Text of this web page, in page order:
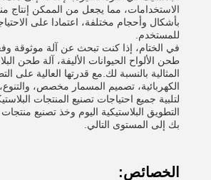
الاستخدامات، مما يجعل من الممكن إنتاج
بأشكال وأحجام مختلفة، اعتمادا على
للمستخدم.
في الختام، إذا كنت تبحث عن آلة موثوقة
طحن الألواح الحيوانات الأليفة، آلة طحن
المثالية بالنسبة لك.مع قدرتها العالية على
الكهربائية، تصميم المسمار مخصص،
لتلبية جميع احتياجات تصنيع المنتجات
التطويق البلاستيكية اليوم وخذ تصنيع
بك إلى المستوى التالي.
الخصائص: